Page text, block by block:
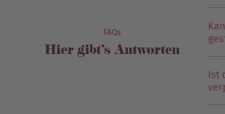
FAQs
Hier gibt’s Antworten
Ist